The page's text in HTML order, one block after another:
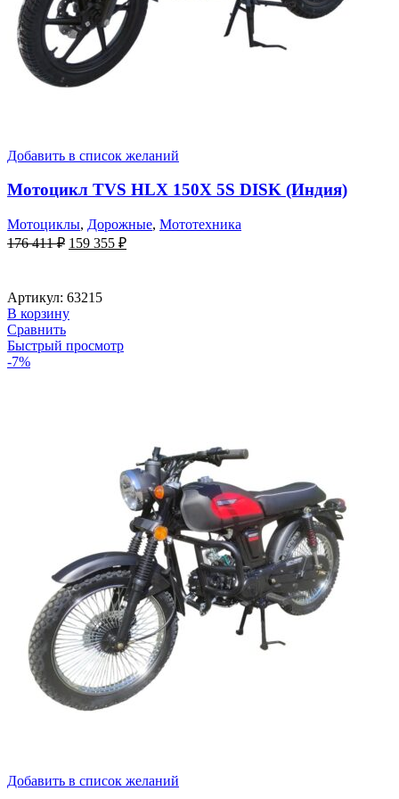
Добавить в список желаний
Мотоцикл TVS HLX 150X 5S DISK (Индия)
Мотоциклы, Дорожные, Мототехника
176 411₽ Первоначальная
411 ₽.
159 355 ₽Текущая
Артикул: 63215
В корзину
Сравнить
Быстрый просмотр
-7%
Добавить в список желаний